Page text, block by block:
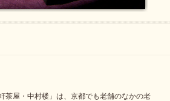
茶屋・中村楼」は、京都でも老舗のなかの老